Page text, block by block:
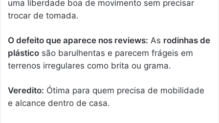
uma liberdade boa de movimento sem precisar
trocar de tomada.
O defeito que aparece nos reviews: As rodinhas de
plástico são barulhentas e parecem frágeis em
terrenos irregulares como brita ou grama.
Veredito: Ótima para quem precisa de mobilidade
e alcance dentro de casa.